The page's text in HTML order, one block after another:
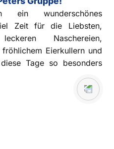
ein wunderschönes
Zeit für die Liebsten,
Naschereien,
Eierkullern und
Tage so besonders